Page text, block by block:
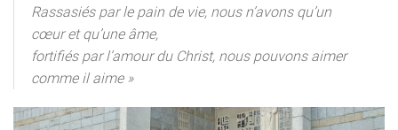
Rassasiés par le pain de vie, nous n’avons qu’un
cœur et qu’une âme,
fortifiés par l’amour du Christ, nous pouvons aimer
comme il aime »